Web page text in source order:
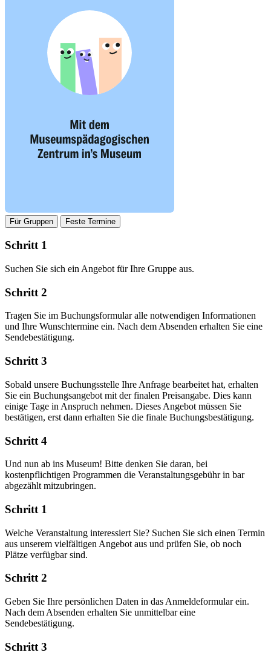
Für Gruppen Feste Termine
Schritt 1
Suchen Sie sich ein Angebot für Ihre Gruppe aus.
Schritt 2
Tragen Sie im Buchungsformular alle notwendigen Informationen
und Ihre Wunschtermine ein. Nach dem Absenden erhalten Sie eine
Sendebestätigung.
Schritt 3
Sobald unsere Buchungsstelle Ihre Anfrage bearbeitet hat, erhalten
Sie ein Buchungsangebot mit der finalen Preisangabe. Dies kann
einige Tage in Anspruch nehmen. Dieses Angebot müssen Sie
bestätigen, erst dann erhalten Sie die finale Buchungsbestätigung.
Schritt 4
Und nun ab ins Museum! Bitte denken Sie daran, bei
kostenpflichtigen Programmen die Veranstaltungsgebühr in bar
abgezählt mitzubringen.
Schritt 1
Welche Veranstaltung interessiert Sie? Suchen Sie sich einen Termin
aus unserem vielfältigen Angebot aus und prüfen Sie, ob noch
Plätze verfügbar sind.
Schritt 2
Geben Sie Ihre persönlichen Daten in das Anmeldeformular ein.
Nach dem Absenden erhalten Sie unmittelbar eine
Sendebestätigung.
Schritt 3